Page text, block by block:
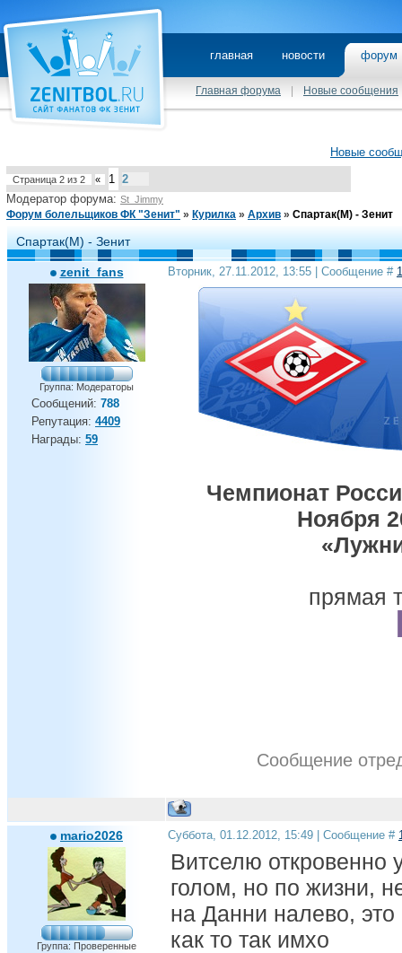
главная новости
Главная форума Новые сообщения
Новые
Страница 2 из 2 « 1 2
Модератор форума: St_Jimmy
Форум болельщиков ФК "Зенит" » Курилка » Архив » Спартак(М) - Зенит
Спартак(М) - Зенит
zenit_fans
Группа: Модераторы
Сообщений: 788
Репутация: 4409
Награды: 59
Вторник, 27.11.2012, 13:55 | Сообщение # 1
Чемпионат
Ноября
прямая
Сообщение
mario2026
Группа: Проверенные
Суббота, 01.12.2012, 15:49 | Сообщение #
Витселю откровенно
голом, но по жизни,
на Данни налево,
как то так имхо